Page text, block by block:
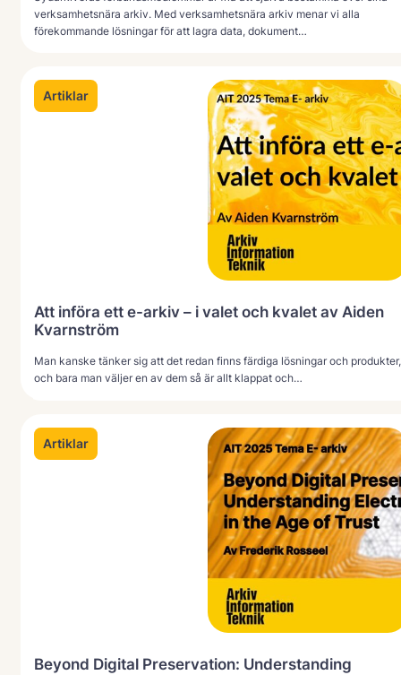
verksamhetsnära arkiv. Med verksamhetsnära arkiv menar vi alla
förekommande lösningar för att lagra data, dokument…
Artiklar
Att införa ett e-arkiv – i valet och kvalet av Aiden
Kvarnström
Man kanske tänker sig att det redan finns färdiga lösningar och produkter,
och bara man väljer en av dem så är allt klappat och…
Artiklar
Beyond Digital Preservation: Understanding